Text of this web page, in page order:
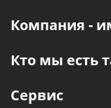
Компания -
Кто мы есть
Сервис